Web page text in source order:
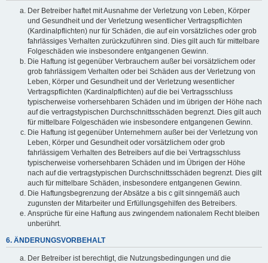
Der Betreiber haftet mit Ausnahme der Verletzung von Leben, Körper
und Gesundheit und der Verletzung wesentlicher Vertragspflichten
(Kardinalpflichten) nur für Schäden, die auf ein vorsätzliches oder grob
fahrlässiges Verhalten zurückzuführen sind. Dies gilt auch für mittelbare
Folgeschäden wie insbesondere entgangenen Gewinn.
Die Haftung ist gegenüber Verbrauchern außer bei vorsätzlichem oder
grob fahrlässigem Verhalten oder bei Schäden aus der Verletzung von
Leben, Körper und Gesundheit und der Verletzung wesentlicher
Vertragspflichten (Kardinalpflichten) auf die bei Vertragsschluss
typischerweise vorhersehbaren Schäden und im übrigen der Höhe nach
auf die vertragstypischen Durchschnittsschäden begrenzt. Dies gilt auch
für mittelbare Folgeschäden wie insbesondere entgangenen Gewinn.
Die Haftung ist gegenüber Unternehmern außer bei der Verletzung von
Leben, Körper und Gesundheit oder vorsätzlichem oder grob
fahrlässigem Verhalten des Betreibers auf die bei Vertragsschluss
typischerweise vorhersehbaren Schäden und im Übrigen der Höhe
nach auf die vertragstypischen Durchschnittsschäden begrenzt. Dies gilt
auch für mittelbare Schäden, insbesondere entgangenen Gewinn.
Die Haftungsbegrenzung der Absätze a bis c gilt sinngemäß auch
zugunsten der Mitarbeiter und Erfüllungsgehilfen des Betreibers.
Ansprüche für eine Haftung aus zwingendem nationalem Recht bleiben
unberührt.
6. ÄNDERUNGSVORBEHALT
Der Betreiber ist berechtigt, die Nutzungsbedingungen und die